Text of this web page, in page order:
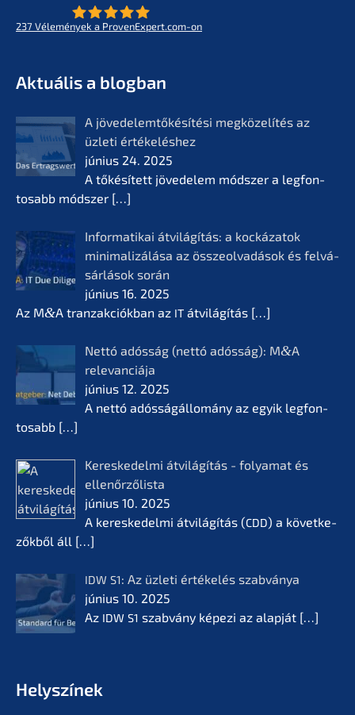
237 Vélemé­ny­ek a ProvenExpert.com-on
Aktuá­lis a blogban
A jövedelem­tőké­sí­té­si megkö­ze­lí­tés az
üzleti értékelés­hez
június 24. 2025
A tőkésí­tett jövede­lem módszer a legfon­
tosabb módszer […]
Infor­ma­ti­kai átvilá­gí­tás: a kocká­z­a­tok
minima­li­zá­lá­sa az összeol­va­dá­sok és felvá­
sár­lá­sok során
június 16. 2025
Az M&A tranzak­ciók­ban az IT átvilá­gí­tás […]
Nettó adósság (nettó adósság): M&A
relevan­ciá­ja
június 12. 2025
A nettó adóssá­gál­lomá­ny az egyik legfon­
tosabb […]
Keres­ke­del­mi átvilá­gí­tás - folyamat és
ellenőr­ző­lis­ta
június 10. 2025
A keres­ke­del­mi átvilá­gí­tás (CDD) a követ­ke­
zők­ből áll […]
IDW S1: Az üzleti értékelés szabvá­nya
június 10. 2025
Az IDW S1 szabvá­ny képezi az alapját […]
Helyszí­nek